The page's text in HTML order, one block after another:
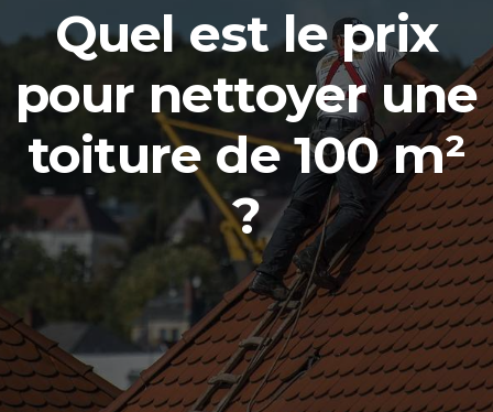
Quel est le prix
pour nettoyer une
toiture de 100 m²
?